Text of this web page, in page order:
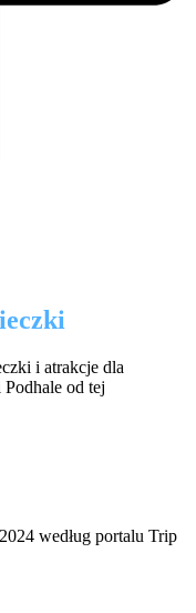
i atrakcje dla
od tej
według portalu Trip